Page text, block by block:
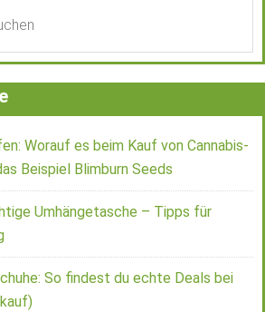
Worauf es beim Kauf von Cannabis-
Beispiel Blimburn Seeds
Umhängetasche – Tipps für
So findest du echte Deals bei